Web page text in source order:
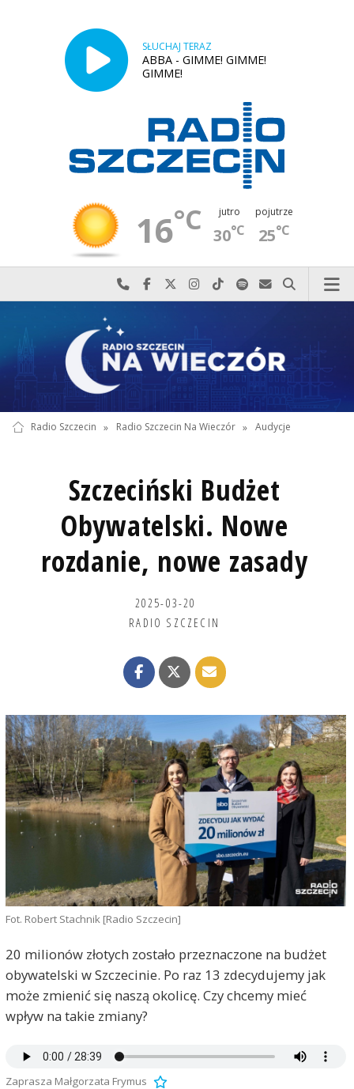
SŁUCHAJ TERAZ
ABBA - GIMME! GIMME!
GIMME!
16°C jutro
30°C
pojutrze
25°C
Najlepiej po prostu do nas zadzwoń
Odwiedź nas na Facebook-u
Odwiedź nas na X
Odwiedź nas na Instagram-ie
Odwiedź nas na TikTok-u
Szukaj nas na Spotify
Wyślij do nas
Szukaj
Radio Szczecin » Radio Szczecin Na Wieczór » Audycje
Szczeciński Budżet
Obywatelski. Nowe
rozdanie, nowe zasady
2025-03-20
RADIO SZCZECIN
Fot. Robert Stachnik [Radio Szczecin]
20 milionów złotych zostało przeznaczone na budżet
obywatelski w Szczecinie. Po raz 13 zdecydujemy jak
może zmienić się naszą okolicę. Czy chcemy mieć
wpływ na takie zmiany?
Zaprasza Małgorzata Frymus